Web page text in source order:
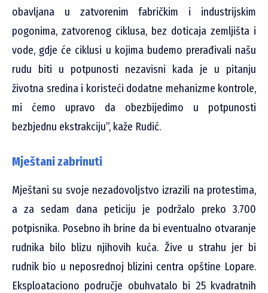
obavljana u zatvorenim fabričkim i industrijskim
pogonima, zatvorenog ciklusa, bez doticaja zemljišta i
vode, gdje će ciklusi u kojima budemo prerađivali našu
rudu biti u potpunosti nezavisni kada je u pitanju
životna sredina i koristeći dodatne mehanizme kontrole,
mi ćemo upravo da obezbijedimo u potpunosti
bezbjednu ekstrakciju”, kaže Rudić.
Mještani zabrinuti
Mještani su svoje nezadovoljstvo izrazili na protestima,
a za sedam dana peticiju je podržalo preko 3.700
potpisnika. Posebno ih brine da bi eventualno otvaranje
rudnika bilo blizu njihovih kuća. Žive u strahu jer bi
rudnik bio u neposrednoj blizini centra opštine Lopare.
Eksploataciono područje obuhvatalo bi 25 kvadratnih